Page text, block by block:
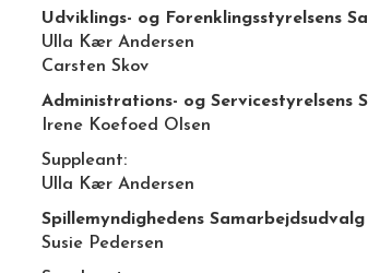
Udviklings- og Forenklingsstyrelsens
Ulla Kær Andersen
Carsten Skov
Administrations- og Servicestyrelsens
Irene Koefoed Olsen
Suppleant:
Ulla Kær Andersen
Spillemyndighedens Samarbejdsudvalg
Susie Pedersen